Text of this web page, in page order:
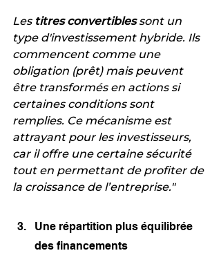
Les titres convertibles sont un
type d'investissement hybride. Ils
commencent comme une
obligation (prêt) mais peuvent
être transformés en actions si
certaines conditions sont
remplies. Ce mécanisme est
attrayant pour les investisseurs,
car il offre une certaine sécurité
tout en permettant de profiter de
la croissance de l’entreprise."
Une répartition plus équilibrée
des financements